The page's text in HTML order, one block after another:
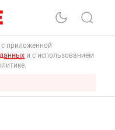
приложенной
и с использованием